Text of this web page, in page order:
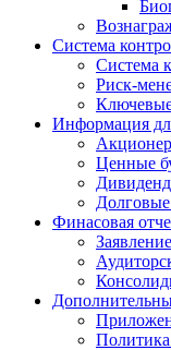
Система
Система
Риск-
Информация
Ценные
Финасовая